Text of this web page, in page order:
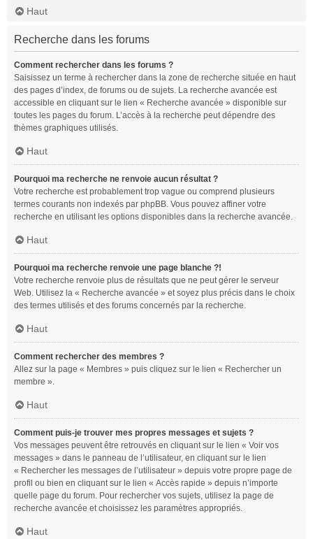
Haut
Recherche dans les forums
Comment rechercher dans les forums ?
Saisissez un terme à rechercher dans la zone de recherche située en haut
des pages d’index, de forums ou de sujets. La recherche avancée est
accessible en cliquant sur le lien « Recherche avancée » disponible sur
toutes les pages du forum. L’accès à la recherche peut dépendre des
thèmes graphiques utilisés.
Haut
Pourquoi ma recherche ne renvoie aucun résultat ?
Votre recherche est probablement trop vague ou comprend plusieurs
termes courants non indexés par phpBB. Vous pouvez affiner votre
recherche en utilisant les options disponibles dans la recherche avancée.
Haut
Pourquoi ma recherche renvoie une page blanche ?!
Votre recherche renvoie plus de résultats que ne peut gérer le serveur
Web. Utilisez la « Recherche avancée » et soyez plus précis dans le choix
des termes utilisés et des forums concernés par la recherche.
Haut
Comment rechercher des membres ?
Allez sur la page « Membres » puis cliquez sur le lien « Rechercher un
membre ».
Haut
Comment puis-je trouver mes propres messages et sujets ?
Vos messages peuvent être retrouvés en cliquant sur le lien « Voir vos
messages » dans le panneau de l’utilisateur, en cliquant sur le lien
« Rechercher les messages de l’utilisateur » depuis votre propre page de
profil ou bien en cliquant sur le lien « Accès rapide » depuis n’importe
quelle page du forum. Pour rechercher vos sujets, utilisez la page de
recherche avancée et choisissez les paramètres appropriés.
Haut